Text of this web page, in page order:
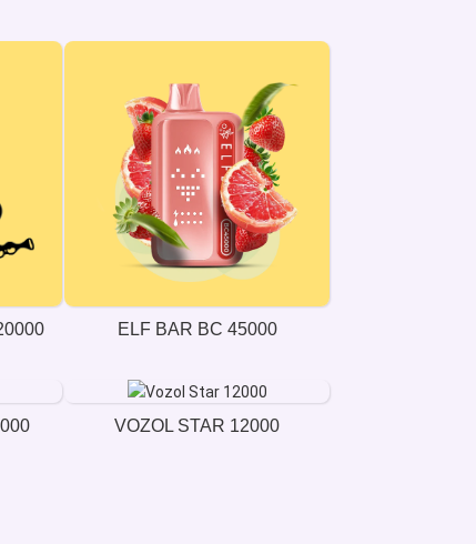
ELF BAR BC 45000
VOZOL STAR 12000